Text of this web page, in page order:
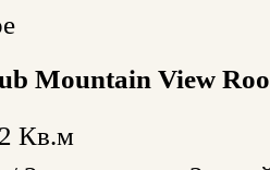
Mountain View
Кв.м